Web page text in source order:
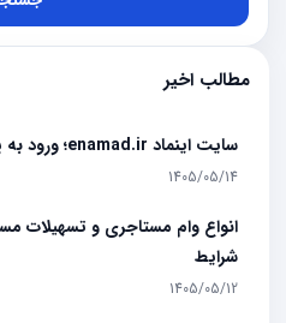
مطالب اخیر
سایت اینماد enamad.ir؛ ورود به پنل و ثبت کسب و کار
1405/05/14
شرایط
1405/05/12